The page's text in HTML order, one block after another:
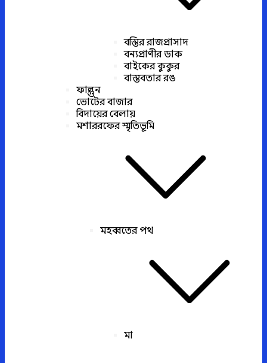
বস্তির রাজপ্রাসাদ
বন্যপ্রাণীর ডাক
বাইকের কুকুর
বাস্তবতার রঙ
ফাল্গুন
ভোটের বাজার
বিদায়ের বেলায়
মশাররফের স্মৃতিভূমি
মহব্বতের পথ
মা